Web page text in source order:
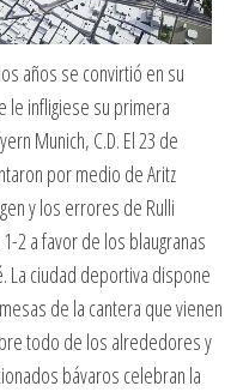
años se convirtió en su
le infligiese su primera
Munich, C.D. El 23 de
por medio de Aritz
y los errores de Rulli
2 a favor de los blaugranas
La ciudad deportiva dispone
de la cantera que vienen
todo de los alrededores y
bávaros celebran la